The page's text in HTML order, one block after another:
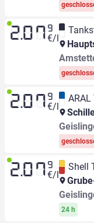
2.07 9
€/l
2.07 9
€/l
2.07 9
€/l
Shell
24 h